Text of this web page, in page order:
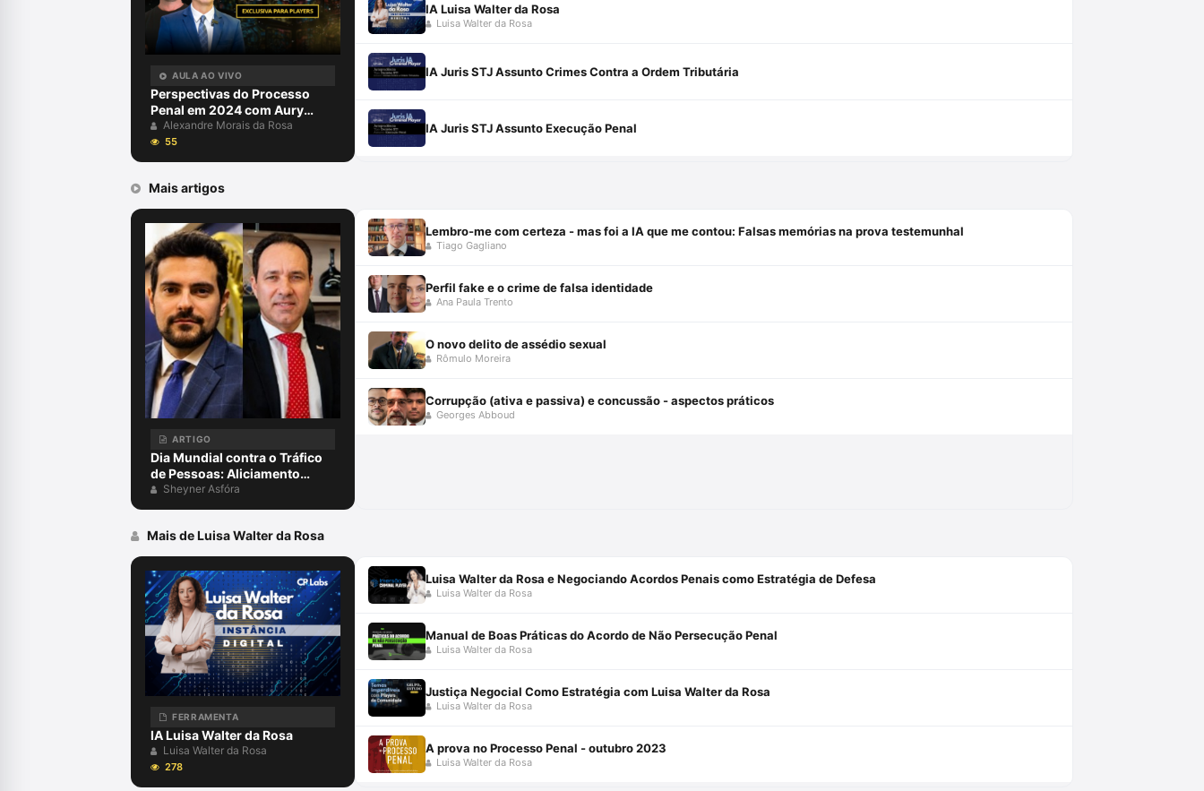
AULA AO VIVO
Perspectivas do Processo
Penal em 2024 com Aury
Lopes Jr e Alexandre Morais
da Rosa
Alexandre Morais da Rosa
55
IA Luisa Walter da Rosa
Luisa Walter da Rosa
IA Juris STJ Assunto Crimes Contra a Ordem Tributária
IA Juris STJ Assunto Execução Penal
Mais artigos
ARTIGO
Dia Mundial contra o Tráfico
de Pessoas: Aliciamento
digital, aprisionamento e
o papel da advocacia criminal
Sheyner Asfóra
Lembro-me com certeza - mas foi a IA que me contou: Falsas memórias na prova testemunhal
Tiago Gagliano
Perfil fake e o crime de falsa identidade
Ana Paula Trento
O novo delito de assédio sexual
Rômulo Moreira
Corrupção (ativa e passiva) e concussão - aspectos práticos
Georges Abboud
Mais de Luisa Walter da Rosa
FERRAMENTA
IA Luisa Walter da Rosa
Luisa Walter da Rosa
278
Luisa Walter da Rosa e Negociando Acordos Penais como Estratégia de Defesa
Luisa Walter da Rosa
Manual de Boas Práticas do Acordo de Não Persecução Penal
Luisa Walter da Rosa
Justiça Negocial Como Estratégia com Luisa Walter da Rosa
Luisa Walter da Rosa
A prova no Processo Penal - outubro 2023
Luisa Walter da Rosa